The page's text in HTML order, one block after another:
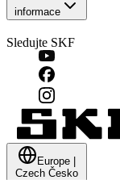
informace
Sledujte SKF
Europe
Czech Česko